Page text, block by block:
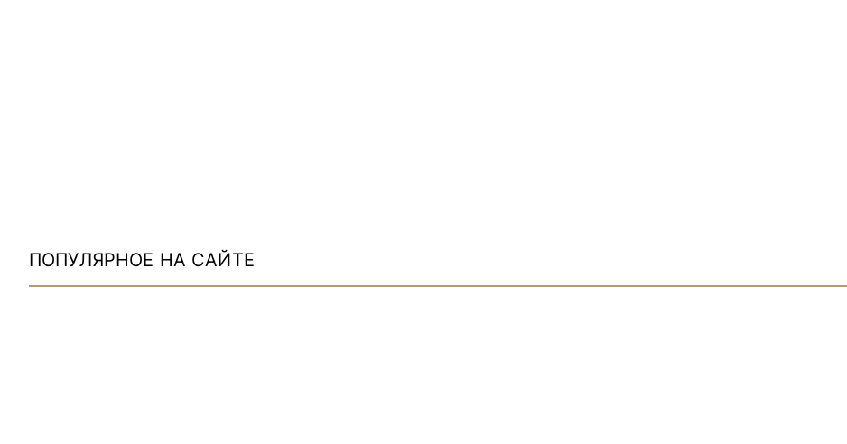
ПОПУЛЯРНОЕ НА САЙТЕ